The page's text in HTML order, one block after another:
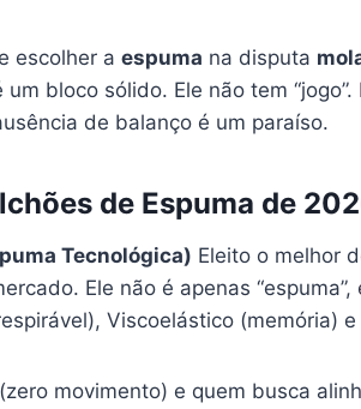
escolher a espuma na disputa
bloco sólido. Ele não tem
de balanço é um paraíso.
de Espuma de
Tecnológica) Eleito o melhor
Ele não é apenas
Viscoelástico (memória)
movimento) e quem busca